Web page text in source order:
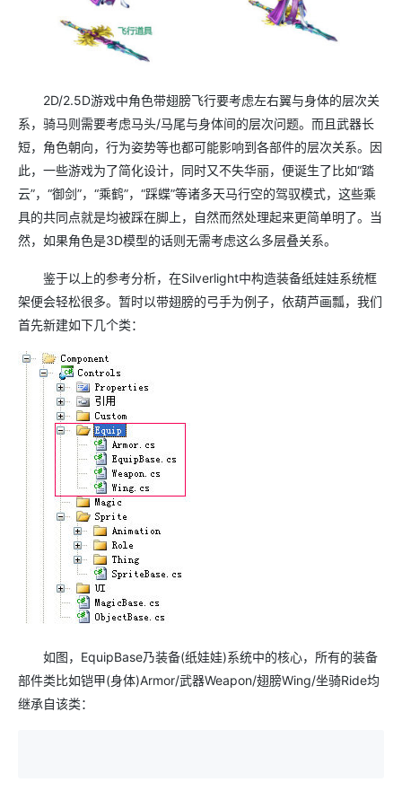
2D/2.5D游戏中角色带翅膀飞行要考虑左右翼与身体的层次关
系，骑马则需要考虑马头/马尾与身体间的层次问题。而且武器长
短，角色朝向，行为姿势等也都可能影响到各部件的层次关系。因
此，一些游戏为了简化设计，同时又不失华丽，便诞生了比如“踏
云”，“御剑”，“乘鹤”，“踩蝶”等诸多天马行空的驾驭模式，这些乘
具的共同点就是均被踩在脚上，自然而然处理起来更简单明了。当
然，如果角色是3D模型的话则无需考虑这么多层叠关系。
鉴于以上的参考分析，在Silverlight中构造装备纸娃娃系统框
架便会轻松很多。暂时以带翅膀的弓手为例子，依葫芦画瓢，我们
首先新建如下几个类：
如图， EquipBase乃装备(纸娃娃)系统中的核心，所有的装备
部件类比如铠甲(身体)Armor/武器Weapon/翅膀Wing/坐骑Ride均
继承自该类：